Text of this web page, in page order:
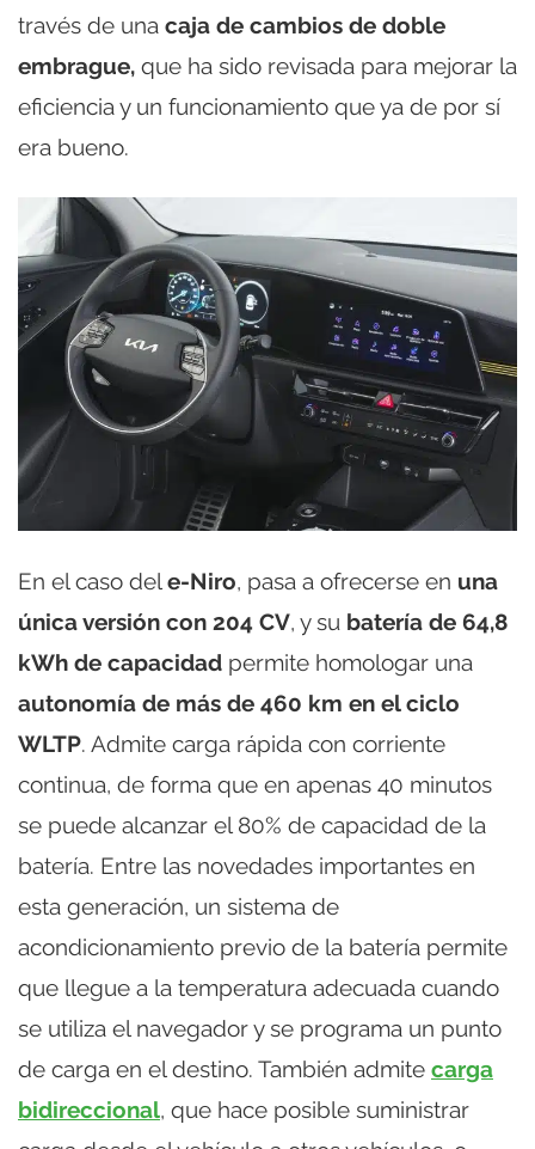
través de una caja de cambios de doble
embrague, que ha sido revisada para mejorar la
eficiencia y un funcionamiento que ya de por sí
era bueno.
En el caso dele-Niro, pasa a ofrecerse en una
única versión con 204 CV, y su batería de 64,8
kWh de capacidad permite homologar una
autonomía de más de 460 km en el ciclo
WLTP. Admite carga rápida con corriente
continua, de forma que en apenas 40 minutos
se puede alcanzar el 80% de capacidad de la
batería. Entre las novedades importantes en
esta generación, un sistema de
acondicionamiento previo de la batería permite
que llegue a la temperatura adecuada cuando
se utiliza el navegador y se programa un punto
de carga en el destino. También admite carga
bidireccional, que hace posible suministrar